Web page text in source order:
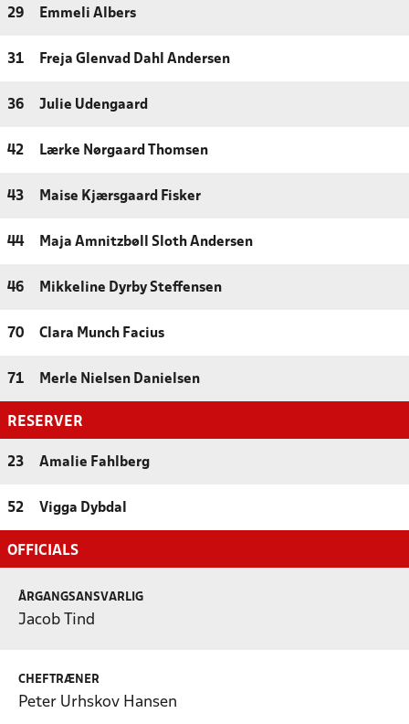
29 Emmeli Albers
31 Freja Glenvad Dahl Andersen
36 Julie Udengaard
42 Lærke Nørgaard Thomsen
43 Maise Kjærsgaard Fisker
44 Maja Amnitzbøll Sloth Andersen
46 Mikkeline Dyrby Steffensen
70 Clara Munch Facius
71 Merle Nielsen Danielsen
RESERVER
23 Amalie Fahlberg
52 Vigga Dybdal
OFFICIALS
ÅRGANGSANSVARLIG
Jacob Tind
CHEFTRÆNER
Peter Urhskov Hansen